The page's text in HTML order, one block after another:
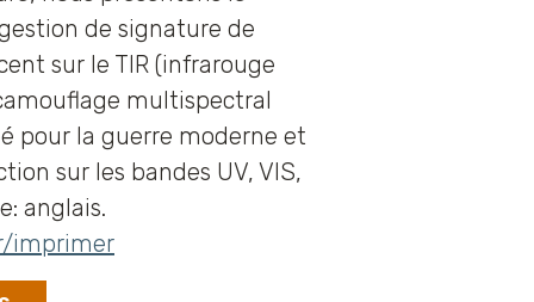
de signature de
sur le TIR (infrarouge
multispectral
pour la guerre moderne et
sur les bandes UV, VIS,
anglais.
imprimer